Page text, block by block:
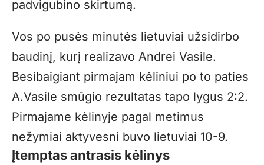
padvigubino skirtumą.
Vos po pusės minutės lietuviai užsidirbo
baudinį, kurį realizavo Andrei Vasile.
Besibaigiant pirmajam kėliniui po to paties
A.Vasile smūgio rezultatas tapo lygus 2:2.
Pirmajame kėlinyje pagal metimus
nežymiai aktyvesni buvo lietuviai 10-9.
Įtemptas antrasis kėlinys